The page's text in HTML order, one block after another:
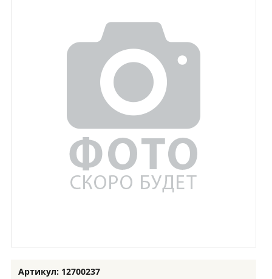
Артикул: 12700237